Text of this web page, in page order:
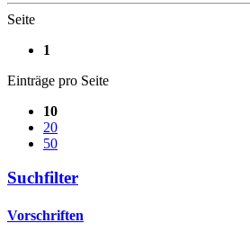
Seite
1
Einträge pro Seite
10
20
50
Suchfilter
Vorschriften